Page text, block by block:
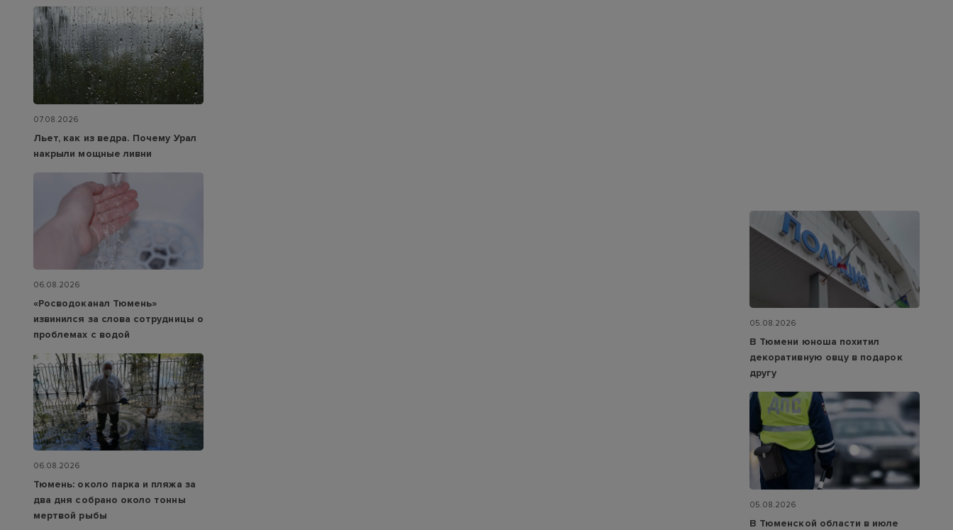
07.08.2026
Льет, как из ведра. Почему Урал
накрыли мощные ливни
06.08.2026
«Росводоканал Тюмень»
извинился за слова сотрудницы о
проблемах с водой
06.08.2026
Тюмень: около парка и пляжа за
два дня собрано около тонны
мертвой рыбы
05.08.2026
В Тюмени юноша похитил
декоративную овцу в подарок
другу
05.08.2026
В Тюменской области в июле